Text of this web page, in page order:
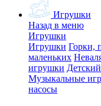
Игрушки
Назад в меню
Игрушки
Игрушки Горки,
маленьких
игрушки
Музыкальные
насосы